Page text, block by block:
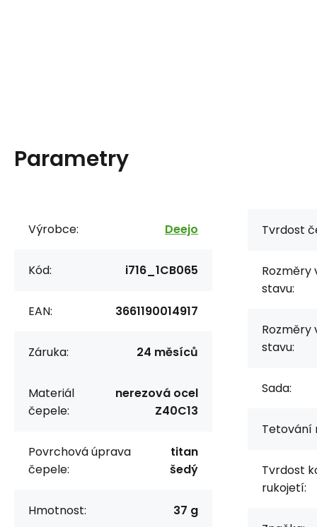
Parametry
Výrobce: Deejo
Kód: i716_1CB065
EAN: 3661190014917
Záruka: 24 měsíců
Materiál
čepele:
nerezová ocel
Z40C13
Povrchová úprava
čepele:
titan
šedý
Hmotnost: 37 g
Tvrdost
Rozměry
stavu:
Rozměry
stavu:
Sada:
Tetování
Tvrdost
rukojetí: